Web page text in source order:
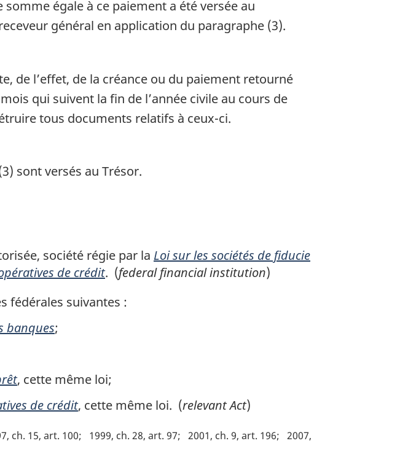
égale à ce paiement a été versée au
général en application du paragraphe (3).
de l’effet, de la créance ou du paiement retourné
qui suivent la fin de l’année civile au cours de
tous documents relatifs à ceux-ci.
sont versés au Trésor.
société régie par la Loi sur les sociétés de fiducie
de crédit. (federal financial institution)
fédérales suivantes :
banques;
, cette même loi;
de crédit, cette même loi. (relevant Act)
ch. 15, art. 100 1999, ch. 28, art. 97 2001, ch. 9, art. 196
2007,